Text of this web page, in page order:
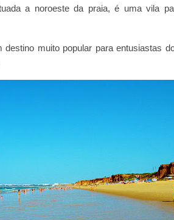
a noroeste da praia, é uma vila
muito popular para entusiastas